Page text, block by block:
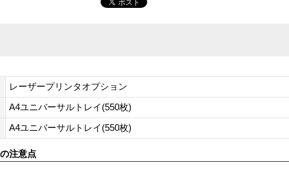
レーザープリンタオプション
A4ユニバーサルトレイ(550枚)
A4ユニバーサルトレイ(550枚)
注意点